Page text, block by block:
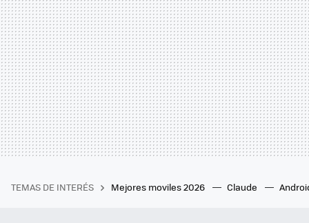
TEMAS DE INTERÉS Mejores moviles 2026 Claude